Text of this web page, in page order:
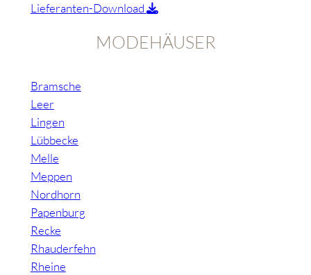
Lieferanten-Download
MODEHÄUSER
Bramsche
Leer
Lingen
Lübbecke
Melle
Meppen
Nordhorn
Papenburg
Recke
Rhauderfehn
Rheine